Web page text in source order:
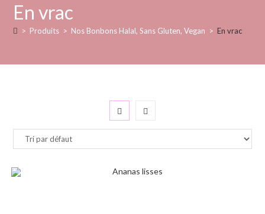
En vrac
> Produits > Nos Bonbons Halal, Sans Gluten, Vegan > En vrac